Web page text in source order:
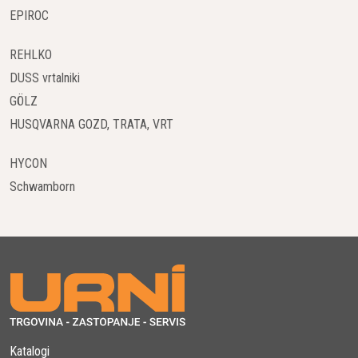
filtrov, olj, hidravličnih komponent in drugih delov je
mogoče preprečiti večje okvare in zagotoviti optimalno
servisnega materiala, kar je ključnega pomena za
možno hitro pridobiti potrebne dele, kar omogoča
Strokovna podpora in servis
Poleg dobave rezervnih delov BOMAG ponuja tudi
EPIROC
REHLKO
DUSS vrtalniki
GÖLZ
HUSQVARNA GOZD, TRATA, VRT
HYCON
Schwamborn
Katalogi